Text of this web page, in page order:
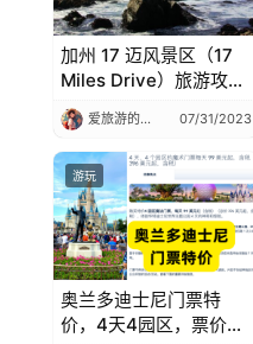
加州 17 迈风景区（17
Miles Drive）旅游攻略
+ 景点介绍
爱旅游的小仙女 07/31/2023
游玩
奥兰多迪士尼门票特
价，4天4园区，票价只